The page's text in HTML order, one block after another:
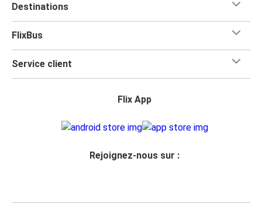
Destinations
FlixBus
Service client
Flix App
Rejoignez-nous sur :